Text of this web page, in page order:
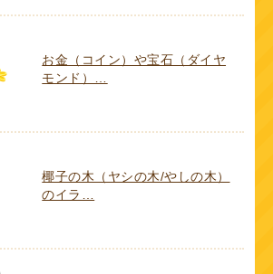
お金（コイン）や宝石（ダイヤ
モンド）…
椰子の木（ヤシの木/やしの木）
のイラ…